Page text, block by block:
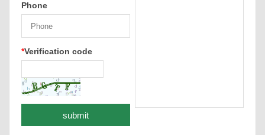
Phone
*Verification code